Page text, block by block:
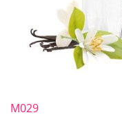
M029